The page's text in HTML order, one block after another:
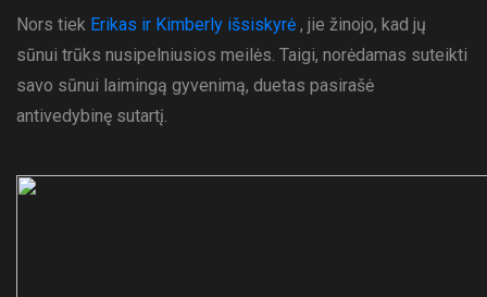
Nors tiek Erikas ir Kimberly išsiskyrė , jie žinojo, kad jų
sūnui trūks nusipelniusios meilės. Taigi, norėdamas suteikti
savo sūnui laimingą gyvenimą, duetas pasirašė
antivedybinę sutartį.